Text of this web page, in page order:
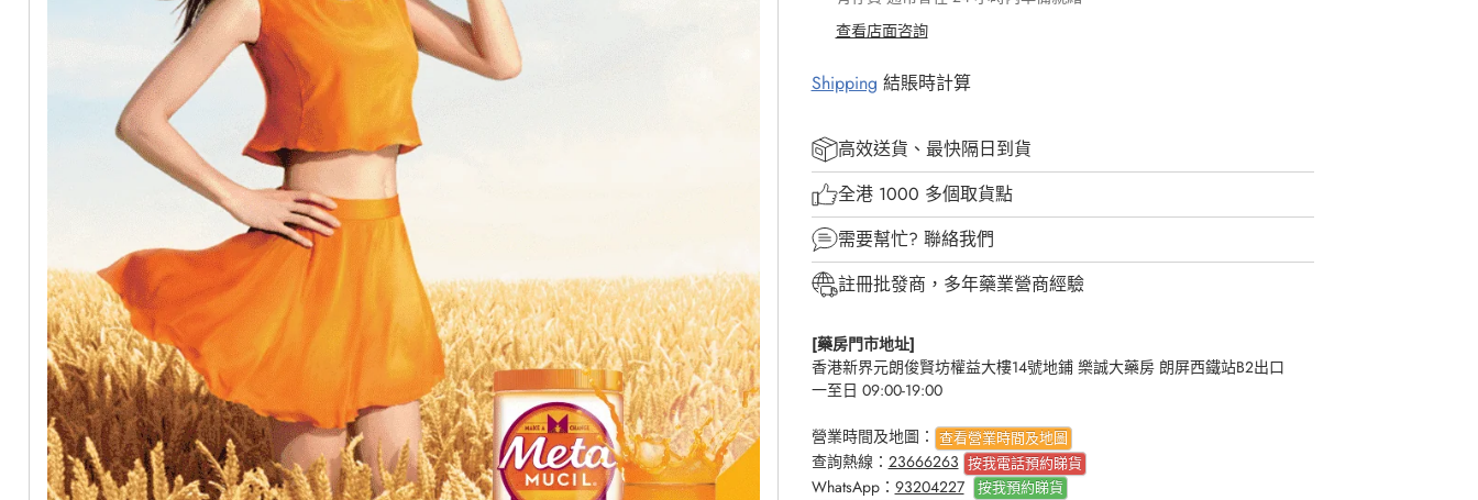
查看店面咨詢
Shipping 結賬時計算
高效送貨、最快隔日到貨
全港 1000 多個取貨點
需要幫忙? 聯絡我們
註冊批發商，多年藥業營商經驗
[藥房門市地址]
香港新界元朗俊賢坊權益大樓14號地鋪 樂誠大藥房 朗屏西鐵站B2出口
一至日 09:00-19:00
營業時間及地圖： 查看營業時間及地圖
查詢熱線： 23666263 按我電話預約睇貨
WhatsApp： 93204227 按我預約睇貨